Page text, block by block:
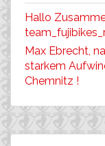
Hallo
Max Ebrecht,
starkem
Chemnitz !